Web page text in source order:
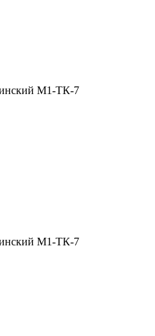
М1-ТК-7
М1-ТК-7